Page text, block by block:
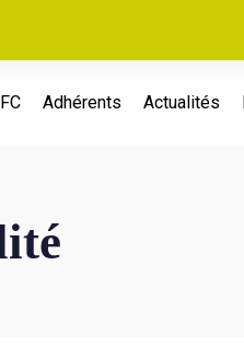
Adhérents Actualités